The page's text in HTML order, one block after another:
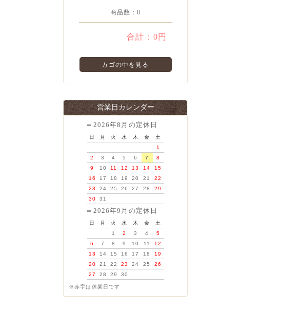
商品数：0
合計： 0円
カゴの中を見る
営業日カレンダー
2026年8月の定休日
日 月 火 水 木 金
土
1
2
3 4 5 6 7
8
9
10 11 12 13 14
15
16
17 18 19 20 21
22
23
24 25 26 27 28
29
30
31
2026年9月の定休日
日 月 火 水 木 金
土
1
2 3 4
5
6
7 8 9 10 11
12
13
14 15 16 17 18
19
20
21 22 23 24 25
26
27
28 29 30
※赤字は休業日です